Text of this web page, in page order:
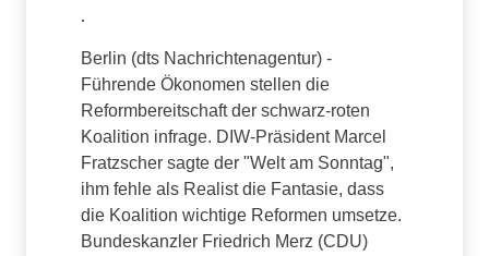
.
Berlin (dts Nachrichtenagentur) -
Führende Ökonomen stellen die
Reformbereitschaft der schwarz-roten
Koalition infrage. DIW-Präsident Marcel
Fratzscher sagte der "Welt am Sonntag",
ihm fehle als Realist die Fantasie, dass
die Koalition wichtige Reformen umsetze.
Bundeskanzler Friedrich Merz (CDU)